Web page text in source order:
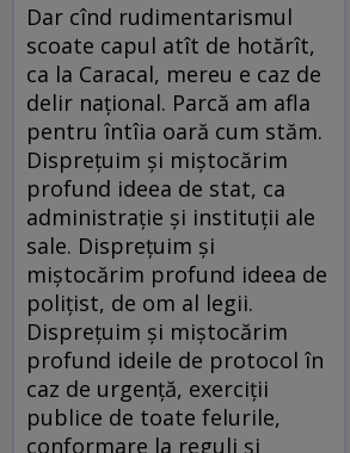
Dar cînd rudimentarismul
scoate capul atît de hotărît,
ca la Caracal, mereu e caz de
delir național. Parcă am afla
pentru întîia oară cum stăm.
Disprețuim și miștocărim
profund ideea de stat, ca
administrație și instituții ale
sale. Disprețuim și
miștocărim profund ideea de
polițist, de om al legii.
Disprețuim și miștocărim
profund ideile de protocol în
caz de urgență, exerciții
publice de toate felurile,
conformare la reguli și